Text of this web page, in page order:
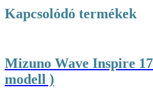
Kapcsolódó termékek
Mizuno Wave Inspire
modell )